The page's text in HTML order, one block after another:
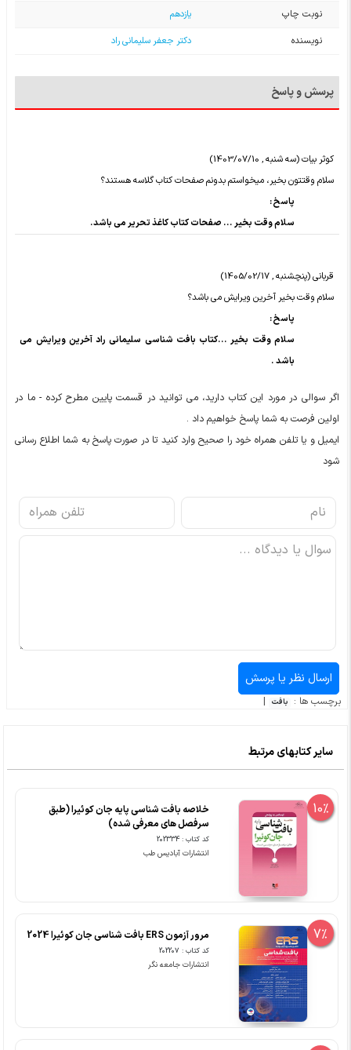
نوبت چاپ
یازدهم
نویسنده
دکتر جعفر سلیمانی راد
پرسش و پاسخ
کوثر بیات (سه شنبه , 1403/07/10)
سلام وقتتون بخیر، میخواستم بدونم صفحات کتاب گلاسه هستند؟
پاسخ :
سلام وقت بخیر ... صفحات کتاب کاغذ تحریر می باشد.
قربانی (پنچشنبه , 1405/02/17)
سلام وقت بخیر آخرین ویرایش می باشد؟
پاسخ :
سلام وقت بخیر ...کتاب بافت شناسی سلیمانی راد آخرین ویرایش می
باشد .
اگر سوالی در مورد این کتاب دارید، می توانید در قسمت پایین مطرح کرده - ما در
اولین فرصت به شما پاسخ خواهیم داد .
ایمیل و یا تلفن همراه خود را صحیح وارد کنید تا در صورت پاسخ به شما اطلاع رسانی
شود
برچسب ها : بافت |
سایر کتابهای مرتبط
10%
خلاصه بافت شناسی پایه جان کوئیرا (طبق
سرفصل های معرفی شده)
کد کتاب : 202334
انتشارات آبادیس طب
7% مرور آزمون ERS بافت شناسی جان کوئیرا 2024
کد کتاب : 202207
انتشارات جامعه نگر